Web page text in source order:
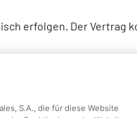
erfolgen. Der Vertrag
als neues Angebot, an
S.A., die für diese Website